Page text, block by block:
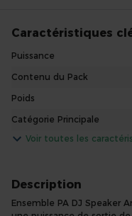
Description
Ensemble PA DJ Speaker
Caractéristiques
Puissance
Contenu du Pack
Poids
Catégorie Principale
Voir toutes les